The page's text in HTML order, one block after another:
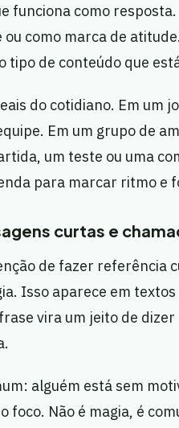
funciona como
ou como marca de
tipo de conteúdo que
do cotidiano. Em um
Em um grupo de
um teste ou uma
para marcar ritmo e
curtas e
de fazer referência
Isso aparece em
vira um jeito de
alguém está sem
foco. Não é magia, é